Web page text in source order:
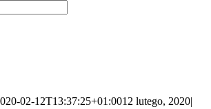
02-12T13:37:25+01:0012 lutego, 2020|